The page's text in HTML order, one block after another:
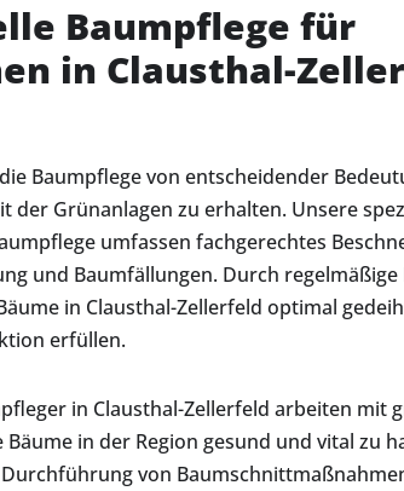
Baumpflege für
in Clausthal-
Baumpflege von entscheidender
der Grünanlagen zu erhalten. Unsere
umfassen fachgerechtes
und Baumfällungen. Durch
in Clausthal-Zellerfeld optimal
erfüllen.
in Clausthal-Zellerfeld arbeiten mit
in der Region gesund und vital zu
von